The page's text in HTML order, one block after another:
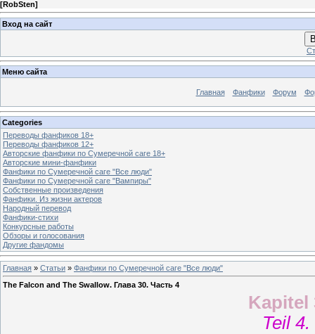
[RobSten]
Вход на сайт
Меню сайта
Главная Фанфики Форум
Categories
Переводы фанфиков 18+
Переводы фанфиков 12+
Авторские фанфики по Сумеречной саге 18+
Авторские мини-фанфики
Фанфики по Сумеречной саге "Все люди"
Фанфики по Сумеречной саге "Вампиры"
Собственные произведения
Фанфики. Из жизни актеров
Народный перевод
Фанфики-стихи
Конкурсные работы
Обзоры и голосования
Другие фандомы
Главная » Статьи » Фанфики по Сумеречной саге "Все люди"
The Falcon and The Swallow. Глава 30. Часть 4
Kapitel
Teil